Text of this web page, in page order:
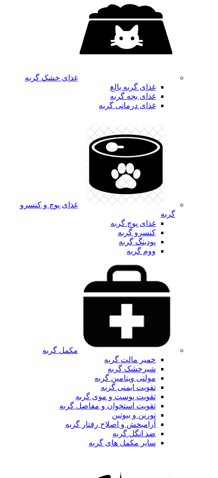
غذای خشک گربه
غذای گربه بالغ
غذای بچه گربه
غذای درمانی گربه
غذای پوچ و کنسرو
گربه
غذای پوچ گربه
کنسرو گربه
پودینگ گربه
ووم گربه
مکمل گربه
خمیر مالت گربه
شیرخشک گربه
مولتی ویتامین گربه
تقویت ایمنی گربه
تقویت پوست و موی گربه
تقویت استخوان و مفاصل گربه
تورین و بیوتین
آرامبخش و اصلاح رفتار گربه
ضد انگل گربه
سایر مکمل های گربه